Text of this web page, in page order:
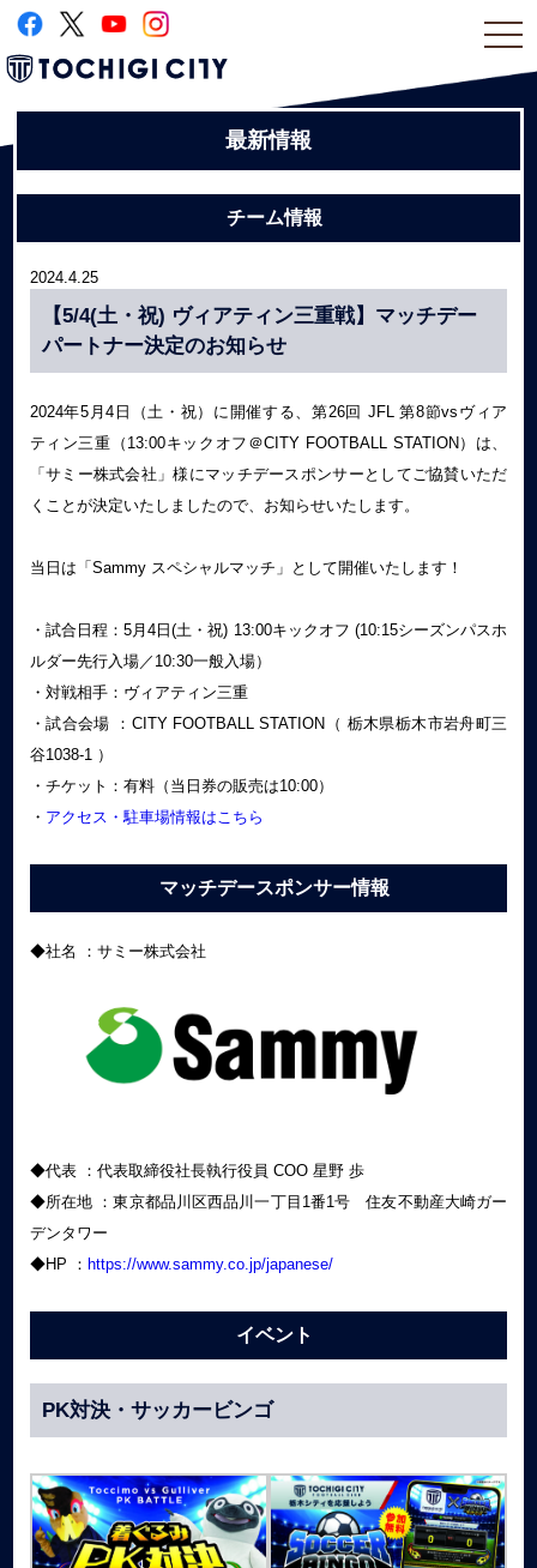
最新情報
チーム情報
2024.4.25
【5/4(土・祝) ヴィアティン三重戦】マッチデー
パートナー決定のお知らせ
2024年5月4日（土・祝）に開催する、第26回 JFL 第8節vsヴィア
ティン三重（13:00キックオフ＠CITY FOOTBALL STATION）は、
「サミー株式会社」様にマッチデースポンサーとしてご協賛いただ
くことが決定いたしましたので、お知らせいたします。
当日は「Sammy スペシャルマッチ」として開催いたします！
・試合日程：5月4日(土・祝) 13:00キックオフ (10:15シーズンパスホ
ルダー先行入場／10:30一般入場）
・対戦相手：ヴィアティン三重
・試合会場 ：CITY FOOTBALL STATION（ 栃木県栃木市岩舟町三
谷1038-1 ）
・チケット：有料（当日券の販売は10:00）
・ アクセス・駐車場情報はこちら
マッチデースポンサー情報
◆社名 ：サミー株式会社
◆代表 ：代表取締役社長執行役員 COO 星野 歩
◆所在地 ：東京都品川区西品川一丁目1番1号 住友不動産大崎ガー
デンタワー
◆HP ： https://www.sammy.co.jp/japanese/
イベント
PK対決・サッカービンゴ